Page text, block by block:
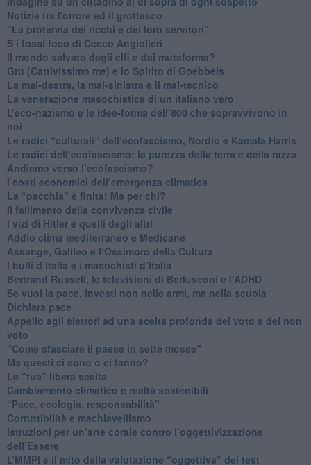
Notizie tra l'orrore ed il grottesco
"La protervia dei ricchi e dei loro servitori"
S’i fossi foco di Cecco Angiolieri
​Il mondo salvato dagli elfi e dai mutaforma?
Gru (Cattivissimo me) e lo Spirito di Goebbels
​La mal-destra, la mal-sinistra e il mal-tecnico
​La venerazione masochistica di un italiano vero
​L’eco-nazismo e le idee-forma dell’800 che sopravvivono in
noi
​Le radici “culturali” dell’ecofascismo, Nordio e Kamala Harris
Le radici dell’ecofascismo: la purezza della terra e della razza
Andiamo verso l’ecofascismo?
I costi economici dell’emergenza climatica
​La “pacchia” è finita! Ma per chi?
​Il fallimento della convivenza civile
​I vizi di Hitler e quelli degli altri
Addio clima mediterraneo e Medicane
​Assange, Galileo e l’Ossimoro della Cultura
​I bulli d’Italia e i masochisti d’Italia
​Bertrand Russell, le televisioni di Berlusconi e l’ADHD
​Se vuoi la pace, investi non nelle armi, ma nella scuola
​Dichiara pace
​Appello agli elettori ad una scelta profonda del voto e del non
voto
"Come sfasciare il paese in sette mosse"
​Ma questi ci sono o ci fanno?
​Le “tua” libera scelta
Cambiamento climatico e realtà sostenibili
“Pace, ecologia, responsabilità”
​Corruttibilità e machiavellismo
Istruzioni per un’arte corale contro l’oggettivizzazione
dell’Essere
​L’MMPI e il mito della valutazione “oggettiva” dei test